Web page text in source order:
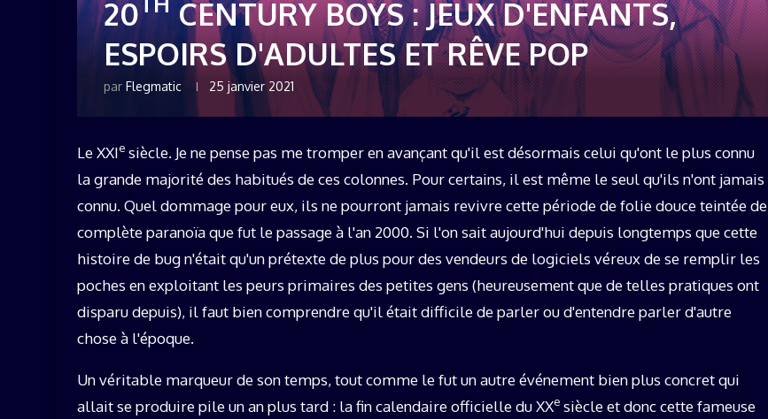
20
CENTURY BOYS : JEUX D'ENFANTS,
ESPOIRS D'ADULTES ET RÊVE POP
par Flegmatic 25 janvier 2021
Le XXIe siècle. Je ne pense pas me tromper en avançant qu'il est désormais celui qu'ont le plus connu
la grande majorité des habitués de ces colonnes. Pour certains, il est même le seul qu'ils n'ont jamais
connu. Quel dommage pour eux, ils ne pourront jamais revivre cette période de folie douce teintée de
complète paranoïa que fut le passage à l'an 2000. Si l'on sait aujourd'hui depuis longtemps que cette
histoire de bug n'était qu'un prétexte de plus pour des vendeurs de logiciels véreux de se remplir les
poches en exploitant les peurs primaires des petites gens (heureusement que de telles pratiques ont
disparu depuis), il faut bien comprendre qu'il était difficile de parler ou d'entendre parler d'autre
chose à l'époque.
Un véritable marqueur de son temps, tout comme le fut un autre événement bien plus concret qui
allait se produire pile un an plus tard : la fin calendaire officielle du XXe siècle et donc cette fameuse
19 décembre 2025